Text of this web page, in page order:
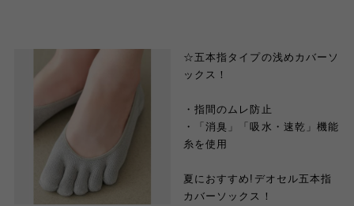
☆五本指タイプの浅めカバーソ
ックス！
・指間のムレ防止
・「消臭」「吸水・速乾」機能
糸を使用
夏におすすめ!デオセル五本指
カバーソックス！